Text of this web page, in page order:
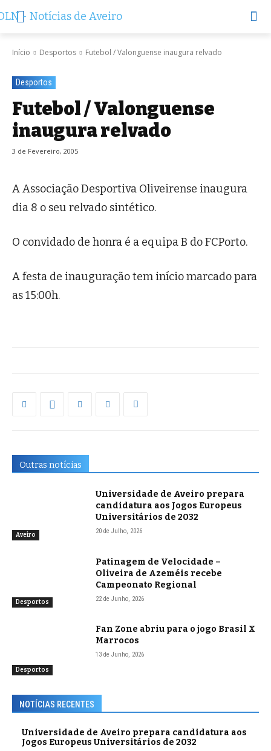
Início Desportos Futebol / Valonguense inaugura relvado
Desportos
Futebol / Valonguense
inaugura relvado
3 de Fevereiro, 2005
A Associação Desportiva Oliveirense inaugura
dia 8 o seu relvado sintético.
O convidado de honra é a equipa B do FCPorto.
A festa de inauguração tem início marcado para
as 15:00h.
Outras notícias
Aveiro
Universidade de Aveiro prepara
candidatura aos Jogos Europeus
Universitários de 2032
20 de Julho, 2026
Desportos
Patinagem de Velocidade –
Oliveira de Azeméis recebe
Campeonato Regional
22 de Junho, 2026
Desportos
Fan Zone abriu para o jogo Brasil X
Marrocos
13 de Junho, 2026
NOTÍCIAS RECENTES
Universidade de Aveiro prepara candidatura aos
Jogos Europeus Universitários de 2032